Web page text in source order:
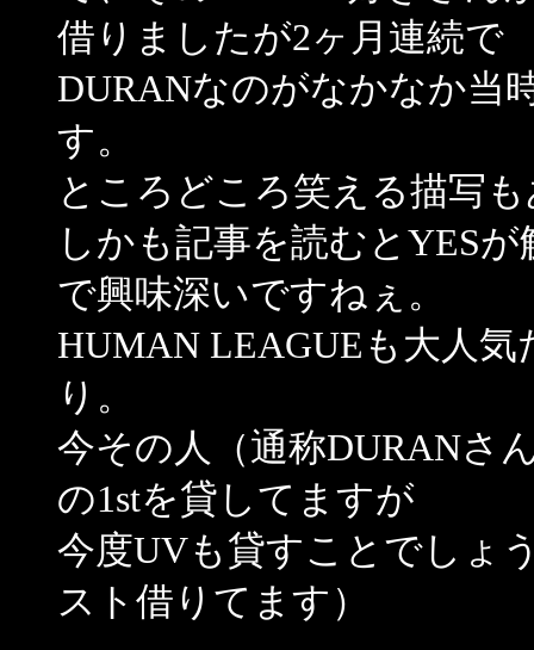
借りましたが2ヶ月連続で
DURANなのがなかなか当
す。
ところどころ笑える描写
しかも記事を読むとYES
で興味深いですねぇ。
HUMAN LEAGUEも大人
り。
今その人（通称DURANさ
の1stを貸してますが
今度UVも貸すことでしょ
スト借りてます）